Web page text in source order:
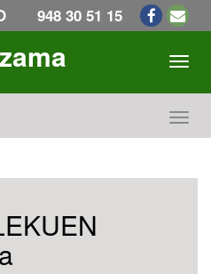
948 30 51 15